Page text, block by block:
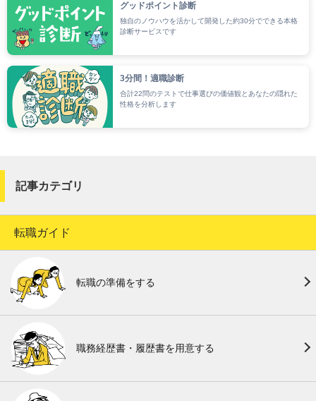
グッドポイント診断
独自のノウハウを活かして開発した約30分でできる本格
診断サービスです
3分間！適職診断
合計22問のテストで仕事選びの価値観とあなたの隠れた
性格を分析します
記事カテゴリ
転職ガイド
転職の準備をする
職務経歴書・履歴書を用意する